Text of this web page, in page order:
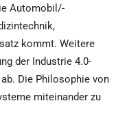
Automobil/-
kommt. Weitere
der Industrie 4.0-
Die Philosophie von
miteinander zu